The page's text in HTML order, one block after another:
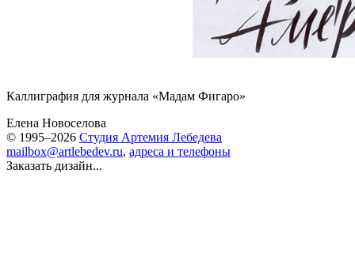
Каллиграфия для журнала «Мадам Фигаро»
Елена Новоселова
© 1995–2026 Студия Артемия Лебедева
mailbox@artlebedev.ru, адреса и телефоны
Заказать дизайн...